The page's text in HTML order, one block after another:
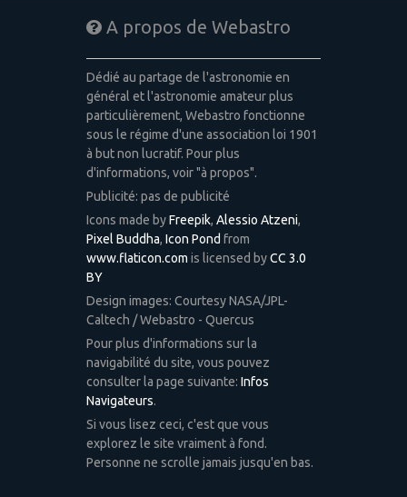
A propos de Webastro
Dédié au partage de l'astronomie en
général et l'astronomie amateur plus
particulièrement, Webastro fonctionne
sous le régime d'une association loi 1901
à but non lucratif. Pour plus
d'informations, voir "à propos".
Publicité: pas de publicité
Icons made byFreepik, Alessio Atzeni,
Pixel Buddha, Icon Pond from
www.flaticon.com is licensed byCC 3.0
BY
Design images: Courtesy NASA/JPL-
Caltech / Webastro - Quercus
Pour plus d'informations sur la
navigabilité du site, vous pouvez
consulter la page suivante: Infos
Navigateurs.
Si vous lisez ceci, c'est que vous
explorez le site vraiment à fond.
Personne ne scrolle jamais jusqu'en bas.